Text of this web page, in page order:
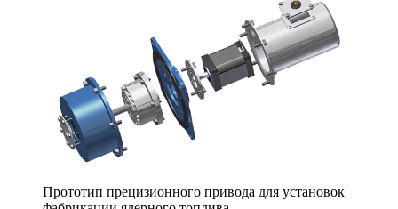
Прототип прецизионного привода для установок